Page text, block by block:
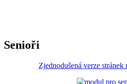
Senioři
Zjednodušená verze stránek